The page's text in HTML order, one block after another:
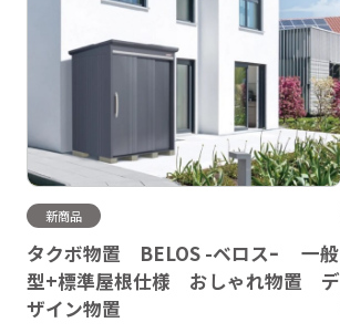
新商品
タクボ物置 BELOS -ベロスｰ 一般
型+標準屋根仕様 おしゃれ物置 デ
ザイン物置